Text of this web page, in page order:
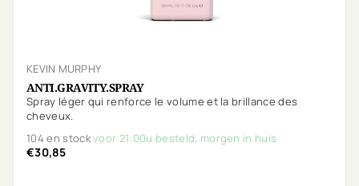
KEVIN MURPHY
ANTI.GRAVITY.SPRAY
Spray léger qui renforce le volume et la brillance des
cheveux.
104 en stockvoor 21:00u besteld, morgen in huis
€30,85